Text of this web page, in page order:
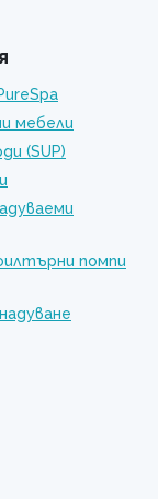
мебели
(SUP)
помпи